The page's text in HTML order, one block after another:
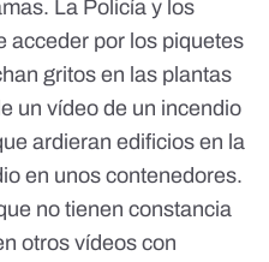
La Policía y los
acceder por los piquetes
gritos en las plantas
un vídeo de un incendio
ardieran edificios en la
en unos contenedores.
no tienen constancia
otros vídeos con